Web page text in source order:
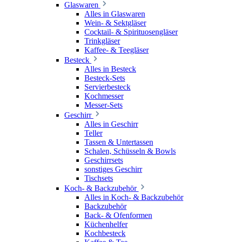
Glaswaren
Alles in Glaswaren
Wein- & Sektgläser
Cocktail- & Spirituosengläser
Trinkgläser
Kaffee- & Teegläser
Besteck
Alles in Besteck
Besteck-Sets
Servierbesteck
Kochmesser
Messer-Sets
Geschirr
Alles in Geschirr
Teller
Tassen & Untertassen
Schalen, Schüsseln & Bowls
Geschirrsets
sonstiges Geschirr
Tischsets
Koch- & Backzubehör
Alles in Koch- & Backzubehör
Backzubehör
Back- & Ofenformen
Küchenhelfer
Kochbesteck